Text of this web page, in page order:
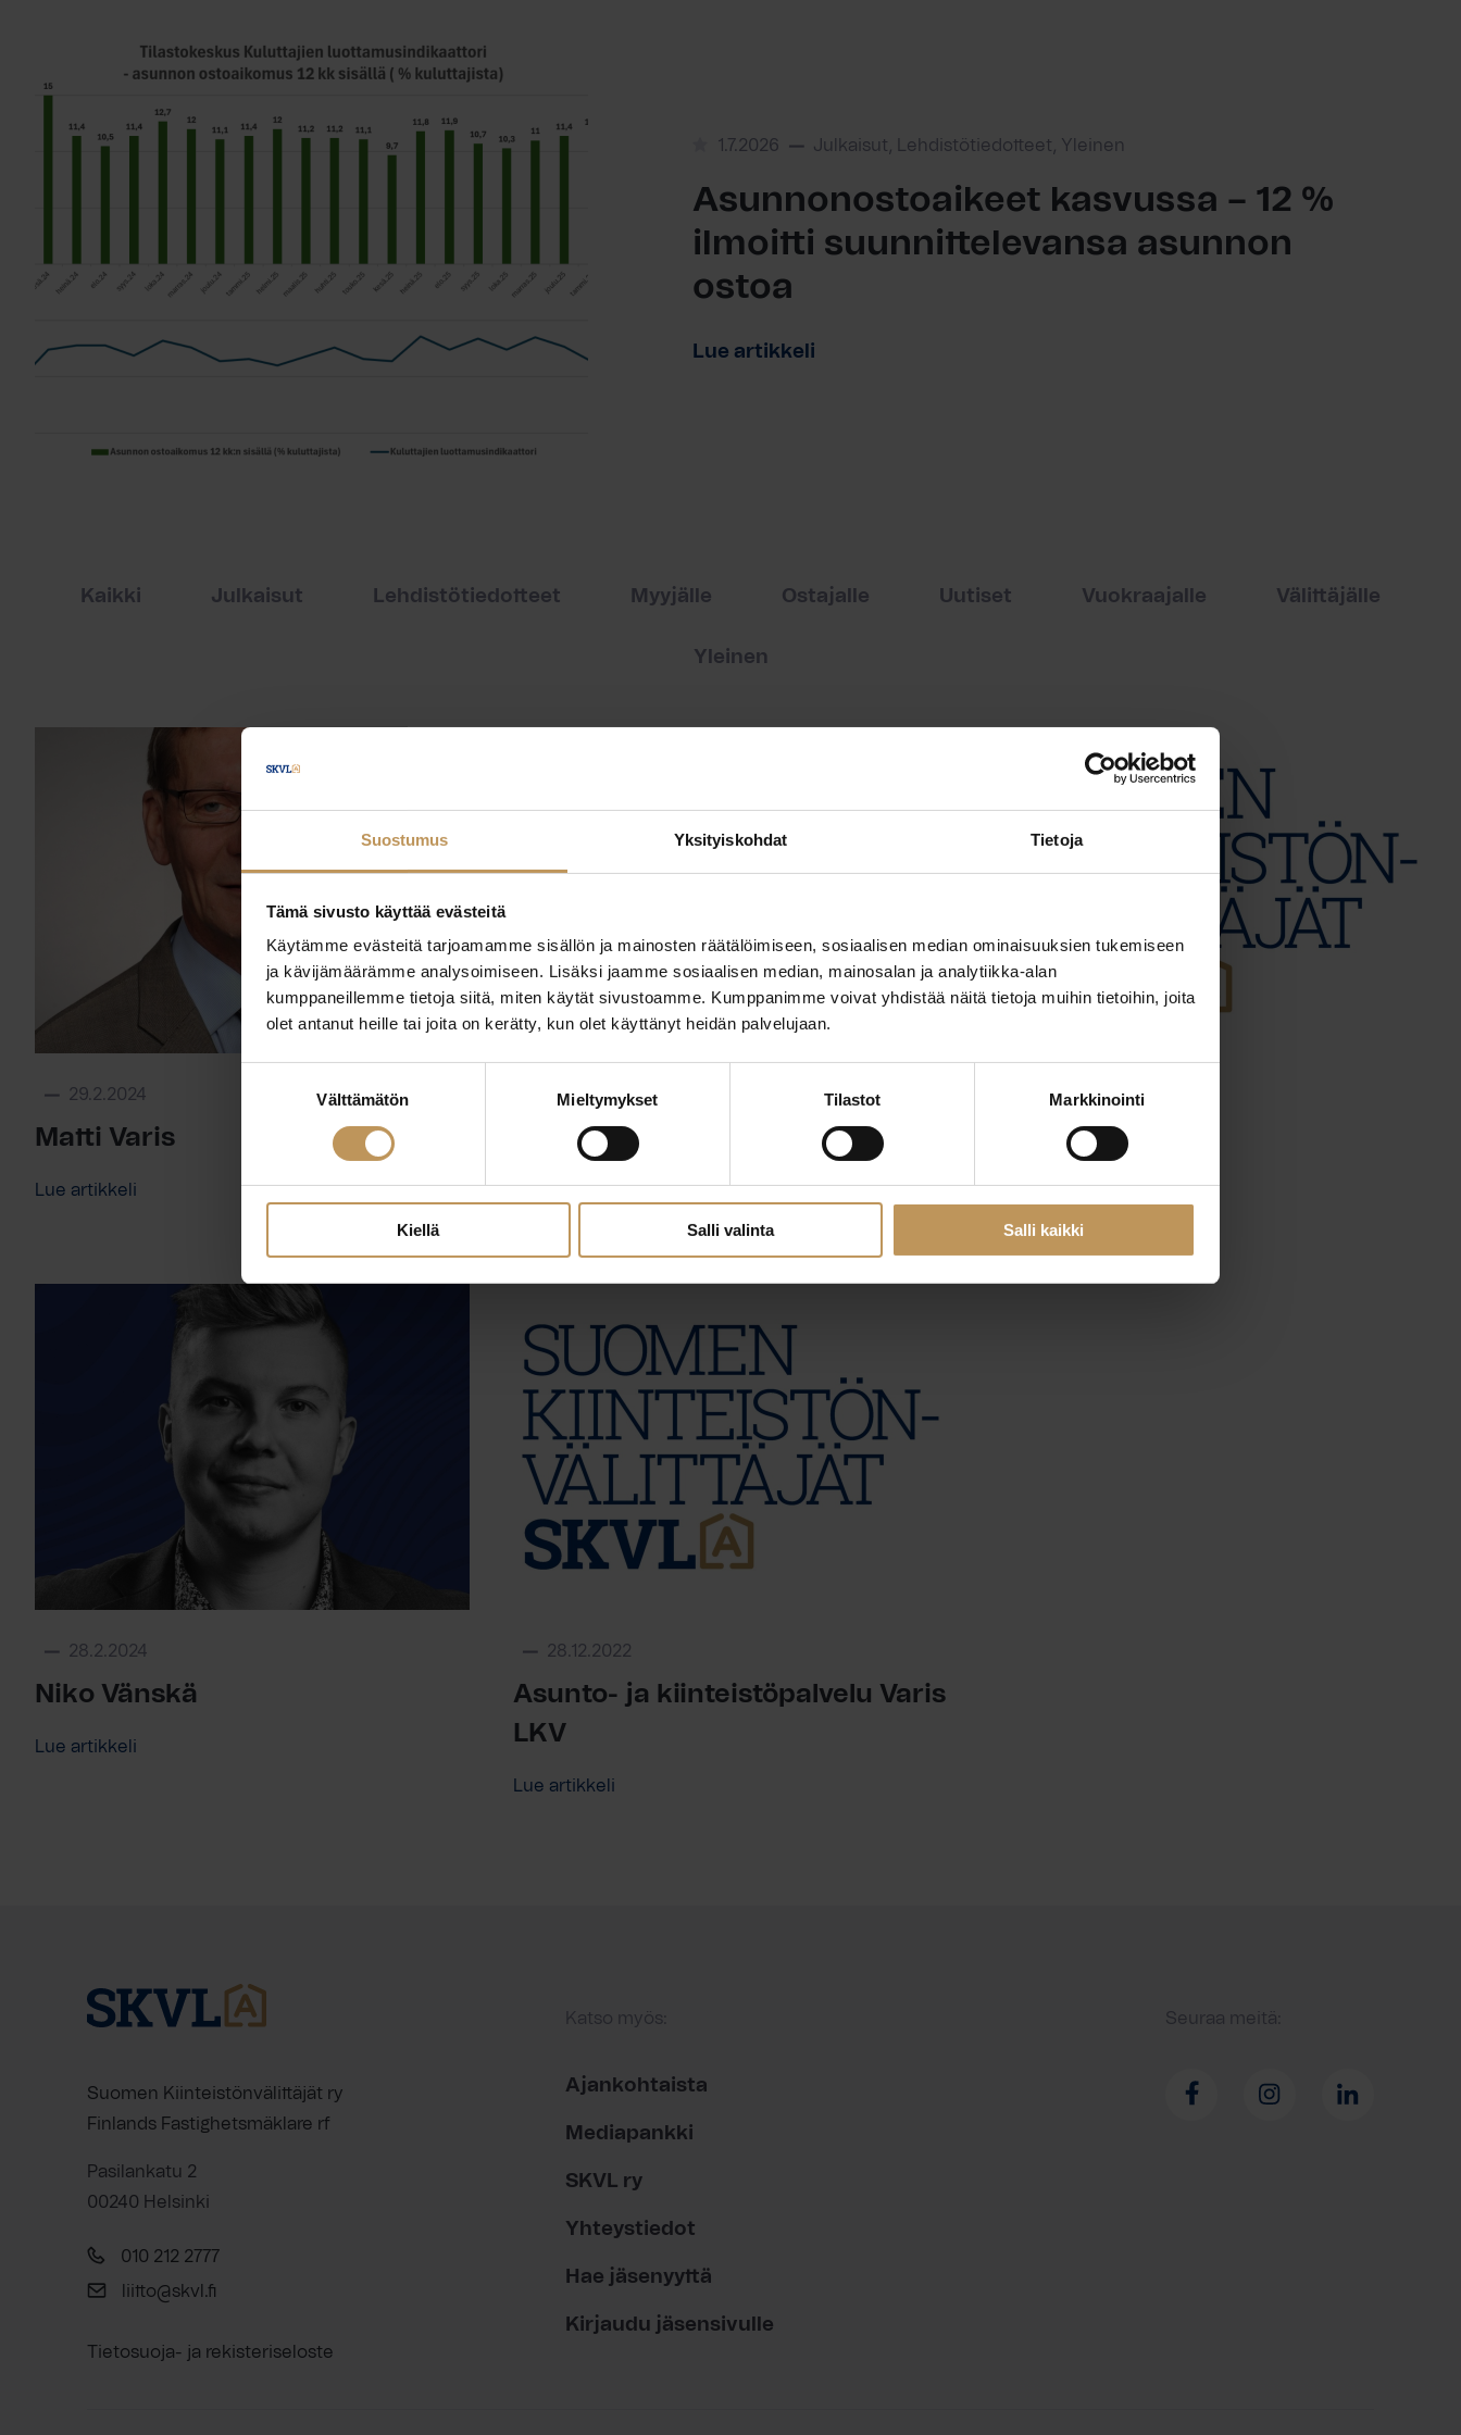
Suostumus Yksityiskohdat Tietoja
Tämä sivusto käyttää evästeitä
Käytämme evästeitä tarjoamamme sisällön ja mainosten räätälöimiseen, sosiaalisen median ominaisuuksien tukemiseen
ja kävijämäärämme analysoimiseen. Lisäksi jaamme sosiaalisen median, mainosalan ja analytiikka-alan
kumppaneillemme tietoja siitä, miten käytät sivustoamme. Kumppanimme voivat yhdistää näitä tietoja muihin tietoihin, joita
olet antanut heille tai joita on kerätty, kun olet käyttänyt heidän palvelujaan.
Välttämätön Mieltymykset Tilastot Markkinointi
Kiellä Salli valinta Salli kaikki
1.7.2026 Julkaisut, Lehdistötiedotteet, Yleinen
Asunnonostoaikeet kasvussa – 12 %
ilmoitti suunnittelevansa asunnon
ostoa
Lue artikkeli
Kaikki Julkaisut Lehdistötiedotteet Myyjälle Ostajalle Uutiset Vuokraajalle Välittäjälle
Yleinen
29.2.2024
Matti Varis
Lue artikkeli
29.2.2024
Viljami Varis
Lue artikkeli
29.2.2024
toimisto
Lue artikkeli
28.2.2024
Niko Vänskä
Lue artikkeli
28.12.2022
Asunto- ja kiinteistöpalvelu Varis
LKV
Lue artikkeli
Suomen Kiinteistönvälittäjät ry
Finlands Fastighetsmäklare rf
Pasilankatu 2
00240 Helsinki
010 212 2777
liitto@skvl.fi
Tietosuoja- ja rekisteriseloste
Katso myös:
Ajankohtaista
Mediapankki
SKVL ry
Yhteystiedot
Hae jäsenyyttä
Kirjaudu jäsensivulle
Seuraa meitä: